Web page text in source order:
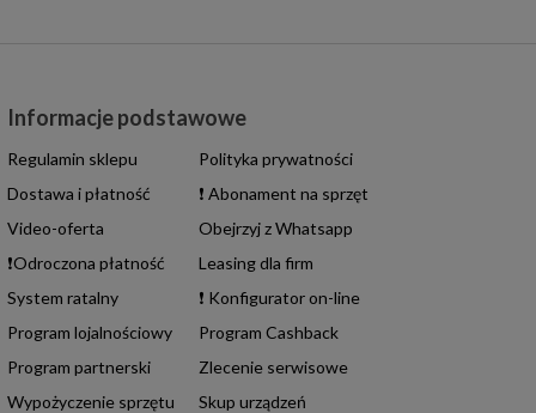
Informacje podstawowe
Regulamin sklepu
Polityka prywatności
Dostawa i płatność
❗ Abonament na sprzęt
Video-oferta
Obejrzyj z Whatsapp
❗Odroczona płatność
Leasing dla firm
System ratalny
❗ Konfigurator on-line
Program lojalnościowy
Program Cashback
Program partnerski
Zlecenie serwisowe
Wypożyczenie sprzętu
Skup urządzeń